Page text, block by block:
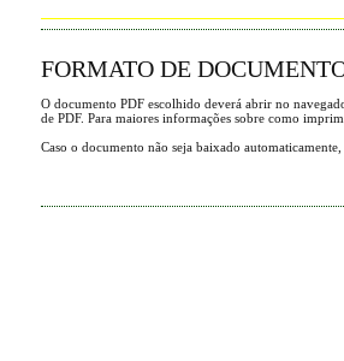
FORMATO DE
O documento PDF escolhido deverá abrir no
de PDF. Para maiores informações sobre como
Caso o documento não seja baixado automaticamente,